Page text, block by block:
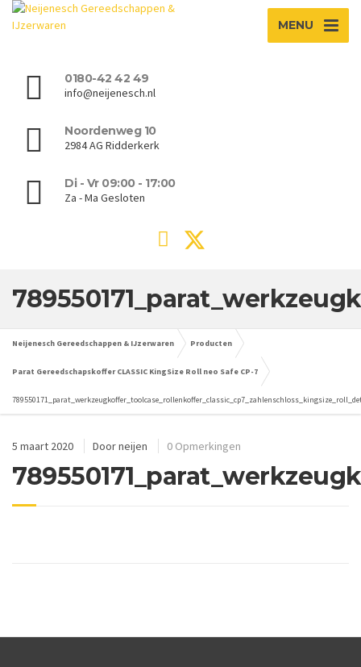
MENU
0180-42 42 49
info@neijenesch.nl
Noordenweg 10
2984 AG Ridderkerk
Di - Vr 09:00 - 17:00
Za - Ma Gesloten
Neijenesch Gereedschappen & IJzerwaren Producten
Parat Gereedschapskoffer CLASSIC KingSize Roll neo Safe CP-7
5 maart 2020 Doorneijen 0 Opmerkingen